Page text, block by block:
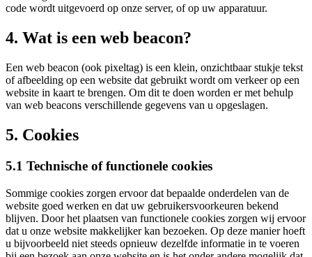
code wordt uitgevoerd op onze server, of op uw apparatuur.
4. Wat is een web beacon?
Een web beacon (ook pixeltag) is een klein, onzichtbaar stukje tekst
of afbeelding op een website dat gebruikt wordt om verkeer op een
website in kaart te brengen. Om dit te doen worden er met behulp
van web beacons verschillende gegevens van u opgeslagen.
5. Cookies
5.1 Technische of functionele cookies
Sommige cookies zorgen ervoor dat bepaalde onderdelen van de
website goed werken en dat uw gebruikersvoorkeuren bekend
blijven. Door het plaatsen van functionele cookies zorgen wij ervoor
dat u onze website makkelijker kan bezoeken. Op deze manier hoeft
u bijvoorbeeld niet steeds opnieuw dezelfde informatie in te voeren